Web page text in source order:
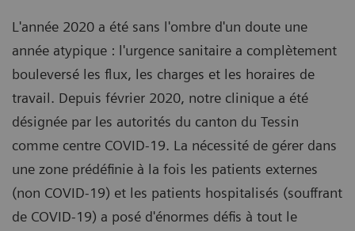
L'année 2020 a été sans l'ombre d'un doute une
année atypique : l'urgence sanitaire a complètement
bouleversé les flux, les charges et les horaires de
travail. Depuis février 2020, notre clinique a été
désignée par les autorités du canton du Tessin
comme centre COVID-19. La nécessité de gérer dans
une zone prédéfinie à la fois les patients externes
(non COVID-19) et les patients hospitalisés (souffrant
de COVID-19) a posé d'énormes défis à tout le